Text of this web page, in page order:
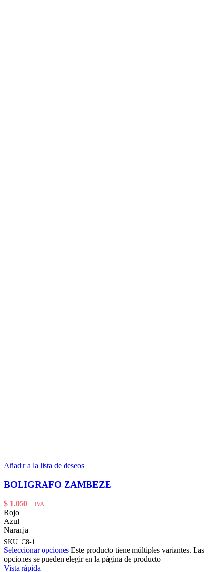
Añadir a la lista de deseos
BOLIGRAFO ZAMBEZE
$ 1.050 + IVA
Rojo
Azul
Naranja
SKU: C8-1
Seleccionar opciones Este producto tiene múltiples variantes. Las
opciones se pueden elegir en la página de producto
Vista rápida